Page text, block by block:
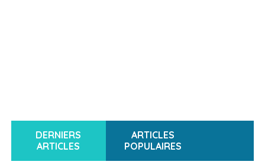
DERNIERS
ARTICLES
ARTICLES
POPULAIRES